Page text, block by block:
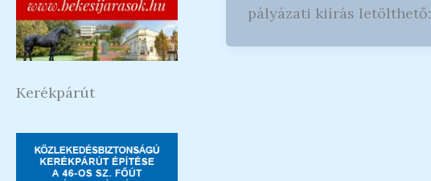
Kerékpárút
pályázati kiírás letölthető: